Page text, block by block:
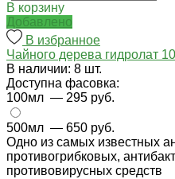
В корзину
Добавлено
В избранное
Чайного дерева гидролат
В наличии: 8 шт.
Доступна фасовка:
100мл — 295 руб.
500мл — 650 руб.
Одно из самых известных
противогрибковых,
противовирусных средств